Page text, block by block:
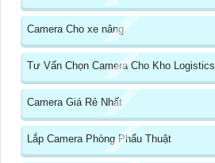
Camera Cho xe nâng
Tư Vấn Chọn Camera Cho Kho Logistics
Camera Giá Rẻ Nhất
Lắp Camera Phòng Phẩu Thuật